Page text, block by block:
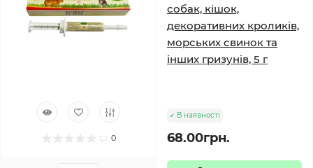
0
собак, кішок,
декоративних кроликів,
морських свинок та
інших гризунів, 5 г
В наявності
68.00грн.